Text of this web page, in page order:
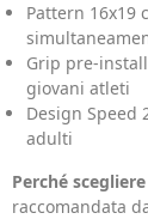
Pattern 16x19
Grip pre-
giovani atleti
Design Speed
adulti
Perché
raccomandata